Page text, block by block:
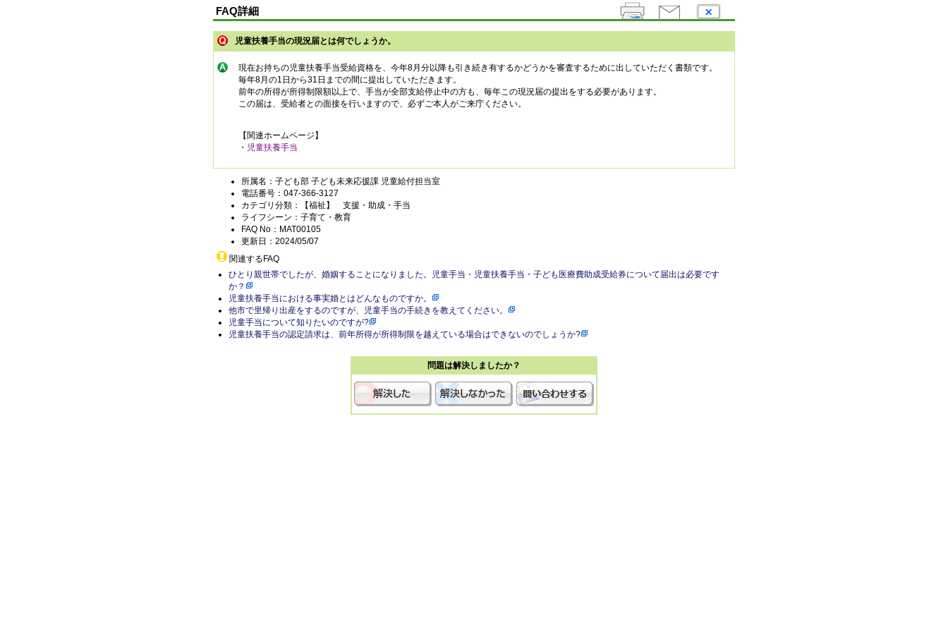
FAQ詳細
児童扶養手当の現況届とは何でしょうか。
現在お持ちの児童扶養手当受給資格を、今年8月分以降も引き続き有するかどうかを審査するために出していただく書類です。
毎年8月の1日から31日までの間に提出していただきます。
前年の所得が所得制限額以上で、手当が全部支給停止中の方も、毎年この現況届の提出をする必要があります。
この届は、受給者との面接を行いますので、必ずご本人がご来庁ください。
【関連ホームページ】
・ 児童扶養手当
所属名：子ども部 子ども未来応援課 児童給付担当室
電話番号：047-366-3127
カテゴリ分類：【福祉】 支援・助成・手当
ライフシーン：子育て・教育
FAQ No：MAT00105
更新日：2024/05/07
関連するFAQ
ひとり親世帯でしたが、婚姻することになりました。児童手当・児童扶養手当・子ども医療費助成受給券について届出は必要です
か？
児童扶養手当における事実婚とはどんなものですか。
他市で里帰り出産をするのですが、児童手当の手続きを教えてください。
児童手当について知りたいのですが?
児童扶養手当の認定請求は、前年所得が所得制限を越えている場合はできないのでしょうか?
問題は解決しましたか？